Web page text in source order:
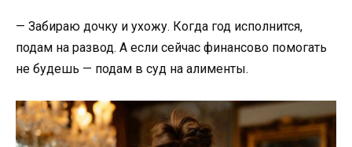
— Забираю дочку и ухожу. Когда год исполнится,
подам на развод. А если сейчас финансово помогать
не будешь — подам в суд на алименты.